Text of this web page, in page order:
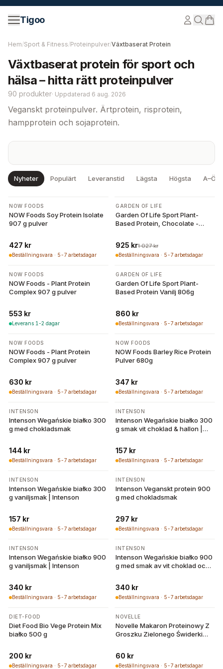
Hoppa till innehåll
Tigoo
Hem/Sport & Fitness/Proteinpulver/Växtbaserat Protein
Växtbaserat protein för sport och
hälsa – hitta rätt proteinpulver
90 produkter· Uppdaterad 6 aug. 2026
Veganskt proteinpulver. Ärtprotein, risprotein,
hampprotein och sojaprotein.
Nyheter Populärt Leveranstid Lägsta Högsta A–Ö
NOW FOODS
NOW Foods Soy Protein Isolate
907 g pulver
427 kr
Beställningsvara · 5-7 arbetsdagar
-10%
GARDEN OF LIFE
Garden Of Life Sport Plant-
Based Protein, Chocolate -
925 kr1 027 kr
Beställningsvara · 5-7 arbetsdagar
NOW FOODS
NOW Foods - Plant Protein
Complex 907 g pulver
553 kr
Leverans 1-2 dagar
GARDEN OF LIFE
Garden Of Life Sport Plant-
Based Protein Vanilj 806g
860 kr
Beställningsvara · 5-7 arbetsdagar
NOW FOODS
NOW Foods - Plant Protein
Complex 907 g pulver
630 kr
Beställningsvara · 5-7 arbetsdagar
NOW FOODS
NOW Foods Barley Rice Protein
Pulver 680g
347 kr
Beställningsvara · 5-7 arbetsdagar
INTENSON
Intenson Wegańskie białko 300
g med chokladsmak
144 kr
Beställningsvara · 5-7 arbetsdagar
INTENSON
Intenson Wegańskie białko 300
g smak vit choklad & hallon |
157 kr
Beställningsvara · 5-7 arbetsdagar
INTENSON
Intenson Wegańskie białko 300
g vaniljsmak | Intenson
157 kr
Beställningsvara · 5-7 arbetsdagar
INTENSON
Intenson Veganskt protein 900
g med chokladsmak
297 kr
Beställningsvara · 5-7 arbetsdagar
INTENSON
Intenson Wegańskie białko 900
g vaniljsmak | Intenson
340 kr
Beställningsvara · 5-7 arbetsdagar
INTENSON
Intenson Wegańskie białko 900
g med smak av vit choklad och
340 kr
Beställningsvara · 5-7 arbetsdagar
DIET-FOOD
Diet Food Bio Vege Protein Mix
białko 500 g
200 kr
Beställningsvara · 5-7 arbetsdagar
NOVELLE
Novelle Makaron Proteinowy Z
Groszku Zielonego Świderki
60 kr
Beställningsvara · 5-7 arbetsdagar